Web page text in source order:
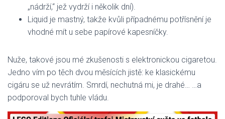
„nádrží,“ jež vydrží i několik dní).
Liquid je mastný, takže kvůli případnému potřísnění je
vhodné mít u sebe papírové kapesníčky.
Nuže, takové jsou mé zkušenosti s elektronickou cigaretou.
Jedno vím po těch dvou měsících jistě: ke klasickému
cigáru se už nevrátím. Smrdí, nechutná mi, je drahé… …a
podporoval bych tuhle vládu.